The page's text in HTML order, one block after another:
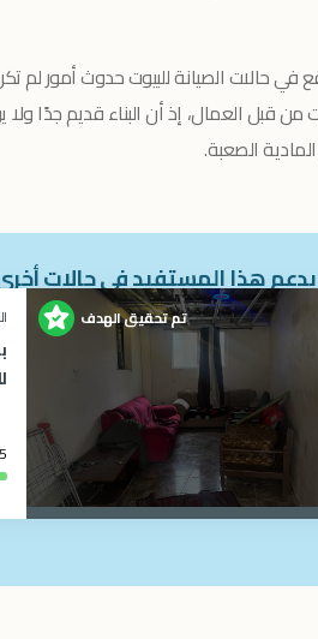
في حالات الصيانة للبيوت حدوث أمور لم
من قبل العمال، إذ أن البناء قديم جدًا
الصعبة.
هذا المستفيد في حالات
تم تحقيق الهدف